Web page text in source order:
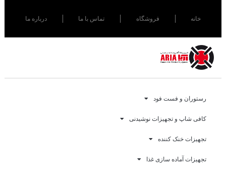
خانه فروشگاه تماس با ما درباره ما
رستوران و فست فود
کافی شاپ و تجهیزات نوشیدنی
تجهیزات خنک کننده
تجهیزات آماده سازی غذا